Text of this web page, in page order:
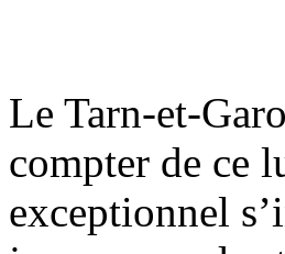
Le Tarn-et-
compter de ce
exceptionnel